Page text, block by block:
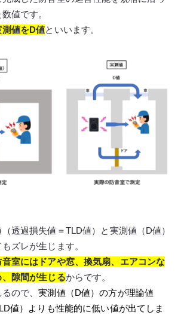
値です。
値をD値といいます。
透過損失値＝TLD値）と実測値（D値）
ズレが生じます。
室にはドアや窓、換気扇、エアコンな
隙間が生じるからです。
るので、実測値（D値）の方が理論値
値）よりも性能的に低い値が出てしま